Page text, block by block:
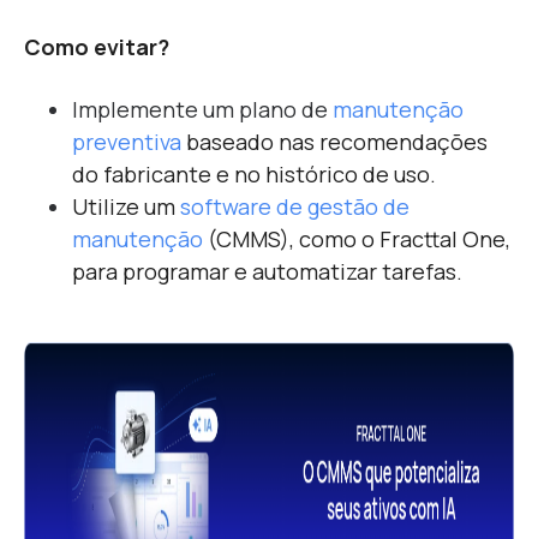
Como evitar?
Implemente um plano de manutenção
preventiva baseado nas recomendações
do fabricante e no histórico de uso.
Utilize umsoftware de gestão de
manutenção (CMMS), como o Fracttal One,
para programar e automatizar tarefas.